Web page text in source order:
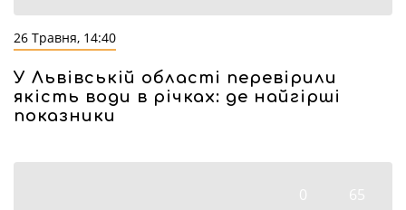
26 Травня, 14:40
У Львівській області перевірили
якість води в річках: де найгірші
показники
0 65